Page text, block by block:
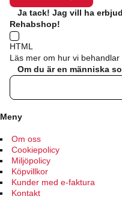
produktsidan
Ja tack! Jag vill ha
Rehabshop!
HTML
Läs mer om hur vi
Om du är en människa
Meny
Om oss
Cookiepolicy
Miljöpolicy
Köpvillkor
Kunder med e-faktura
Kontakt